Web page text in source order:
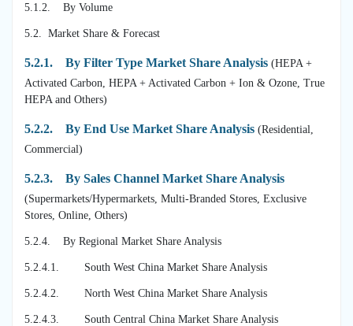
5.1.2. By Volume
5.2. Market Share & Forecast
5.2.1. By Filter Type Market Share Analysis (HEPA +
Activated Carbon, HEPA + Activated Carbon + Ion & Ozone, True
HEPA and Others)
5.2.2. By End Use Market Share Analysis (Residential,
Commercial)
5.2.3. By Sales Channel Market Share Analysis
(Supermarkets/Hypermarkets, Multi-Branded Stores, Exclusive
Stores, Online, Others)
5.2.4. By Regional Market Share Analysis
5.2.4.1. South West China Market Share Analysis
5.2.4.2. North West China Market Share Analysis
5.2.4.3. South Central China Market Share Analysis